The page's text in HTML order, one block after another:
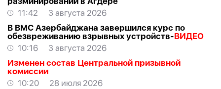
11:42
3 августа 2026
В ВМС Азербайджана завершился курс по
обезвреживанию взрывных устройств-ВИДЕО
10:16
3 августа 2026
Изменен состав Центральной призывной
комиссии
10:20
28 июля 2026